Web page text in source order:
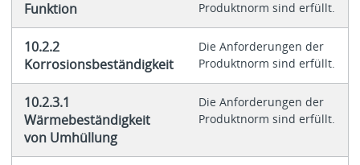
Funktion
Produktnorm sind erfüllt.
10.2.2
Korrosionsbeständigkeit
Die Anforderungen der
Produktnorm sind erfüllt.
10.2.3.1
Wärmebeständigkeit
von Umhüllung
Die Anforderungen der
Produktnorm sind erfüllt.